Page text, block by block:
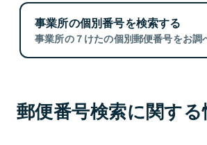
事業所の個別番号を検索する
事業所の７けたの個別郵便番号をお調
郵便番号検索に関する